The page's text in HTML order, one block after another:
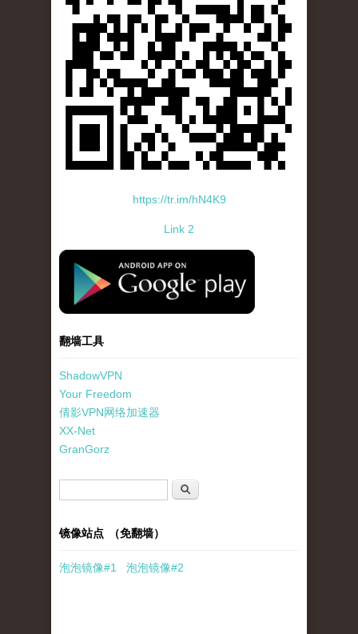
https://tr.im/hN4K9
Link 2
standard-icon-googleplay-app-store.png
翻墙工具
ShadowVPN
Your Freedom
倩影VPN网络加速器
XX-Net
GranGorz
搜索
镜像站点 （免翻墙）
泡泡镜像#1 泡泡镜像#2